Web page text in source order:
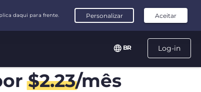
Log-in
BR
$2.23/mês